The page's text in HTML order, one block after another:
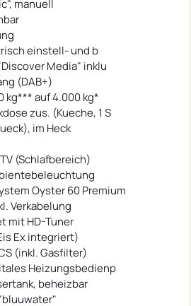
manuell
einstell- und b
Media" inklu
(DAB+)
kg*** auf 4.000 kg*
zus. (Kueche, 1 S
im Heck
(Schlafbereich)
Oyster 60 Premium
Verkabelung
mit HD-Tuner
Ex integriert)
(inkl. Gasfilter)
Heizungsbedienp
beheizbar